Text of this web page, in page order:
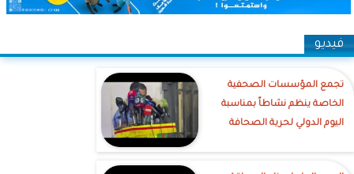
فيديو
تجمع المؤسسات الصحفية
الخاصة ينظم نشاطاً بمناسبة
اليوم الدولي لحرية الصحافة